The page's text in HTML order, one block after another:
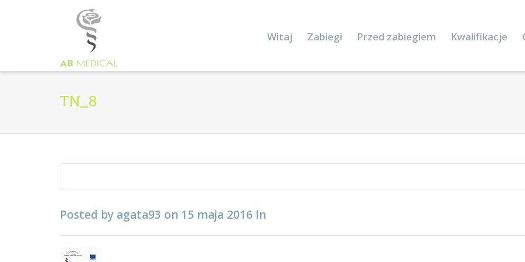
Witaj Zabiegi Przed zabiegiem Kwalifikacje
TN_8
Posted by agata93 on 15 maja 2016 in